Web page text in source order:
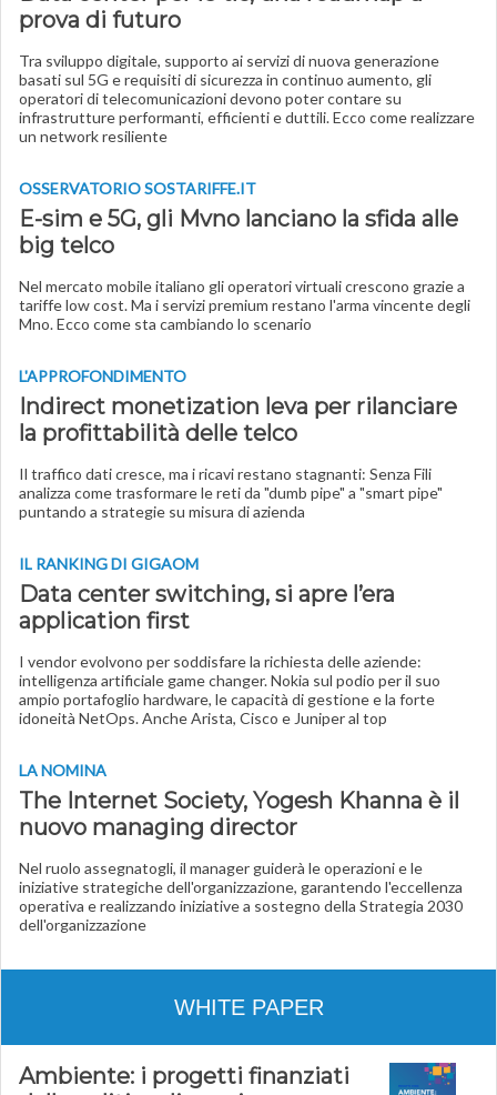
prova di futuro
Tra sviluppo digitale, supporto ai servizi di nuova generazione
basati sul 5G e requisiti di sicurezza in continuo aumento, gli
operatori di telecomunicazioni devono poter contare su
infrastrutture performanti, efficienti e duttili. Ecco come realizzare
un network resiliente
OSSERVATORIO SOSTARIFFE­.IT
E-sim e 5G, gli Mvno lanciano la sfida alle
big telco
Nel mercato mobile italiano gli operatori virtuali crescono grazie a
tariffe low cost. Ma i servizi premium restano l'arma vincente degli
Mno. Ecco come sta cambiando lo scenario
L'APPROFONDIMENTO
Indirect monetization leva per rilanciare
la profittabilità delle telco
Il traffico dati cresce, ma i ricavi restano stagnanti: Senza Fili
analizza come trasformare le reti da "dumb pipe" a "smart pipe"
puntando a strategie su misura di azienda
IL RANKING DI GIGAOM
Data center switching, si apre l’era
application first
I vendor evolvono per soddisfare la richiesta delle aziende:
intelligenza artificiale game changer. Nokia sul podio per il suo
ampio portafoglio hardware, le capacità di gestione e la forte
idoneità NetOps.Anche Arista, Cisco e Juniper al top
LA NOMINA
The Internet Society, Yogesh Khanna è il
nuovo managing director
Nel ruolo assegnatogli, il manager guiderà le operazioni e le
iniziative strategiche dell'organizzazione, garantendo l'eccellenza
operativa e realizzando iniziative a sostegno della Strategia 2030
dell'organizzazione
WHITE PAPER
Ambiente: i progetti finanziati